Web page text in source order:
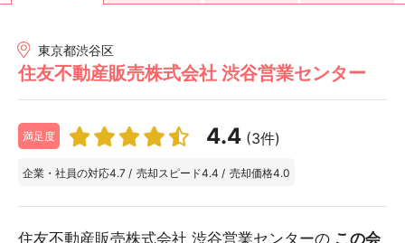
東京都渋谷区
住友不動産販売株式会社 渋谷営業センター
満足度 4.4 (3件)
企業・社員の対応4.7 / 売却スピード4.4 / 売却価格4.0
住友不動産販売株式会社 渋谷営業センターの この会